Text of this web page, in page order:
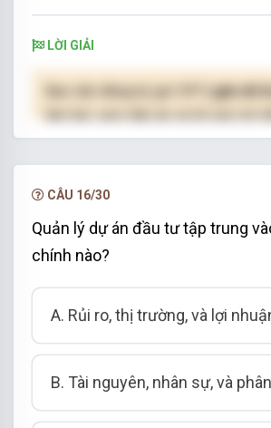
LỜI GIẢI
( giá chỉ
hạn.
CÂU 16/30
Quản lý dự án đầu tư tập trung
chính nào?
A. Rủi ro, thị trường, và lợi
B. Tài nguyên, nhân sự, và